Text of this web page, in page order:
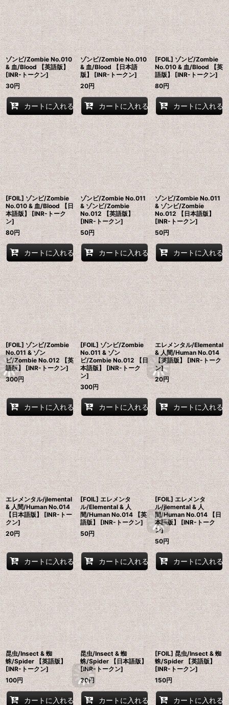
ゾンビ/Zombie No.010
& 血/Blood 【英語版】
[INR-トークン]
30円
カートに入れる
ゾンビ/Zombie No.010
& 血/Blood 【日本語
版】 [INR-トークン]
20円
カートに入れる
[FOIL] ゾンビ/Zombie
No.010 & 血/Blood 【英
語版】 [INR-トークン]
80円
カートに入れる
[FOIL] ゾンビ/Zombie
No.010 & 血/Blood 【日
本語版】 [INR-トーク
ン]
80円
カートに入れる
ゾンビ/Zombie No.011
& ゾンビ/Zombie
No.012 【英語版】
[INR-トークン]
50円
カートに入れる
ゾンビ/Zombie No.011
& ゾンビ/Zombie
No.012 【日本語版】
[INR-トークン]
50円
カートに入れる
[FOIL] ゾンビ/Zombie
No.011 & ゾン
ビ/Zombie No.012 【英
語版】 [INR-トークン]
300円
カートに入れる
[FOIL] ゾンビ/Zombie
No.011 & ゾン
ビ/Zombie No.012 【日
本語版】 [INR-トーク
ン]
300円
カートに入れる
エレメンタル/Elemental
& 人間/Human No.014
【英語版】 [INR-トーク
ン]
20円
カートに入れる
エレメンタル/jlemental
& 人間/Human No.014
【日本語版】 [INR-トー
クン]
20円
カートに入れる
[FOIL] エレメンタ
ル/Elemental & 人
間/Human No.014 【英
語版】 [INR-トークン]
50円
カートに入れる
[FOIL] エレメンタ
ル/jlemental & 人
間/Human No.014 【日
本語版】 [INR-トーク
ン]
50円
カートに入れる
昆虫/Insect & 蜘
蛛/Spider 【英語版】
[INR-トークン]
100円
カートに入れる
昆虫/Insect & 蜘
蛛/Spider 【日本語版】
[INR-トークン]
30円
カートに入れる
[FOIL] 昆虫/Insect & 蜘
蛛/Spider 【英語版】
[INR-トークン]
150円
カートに入れる